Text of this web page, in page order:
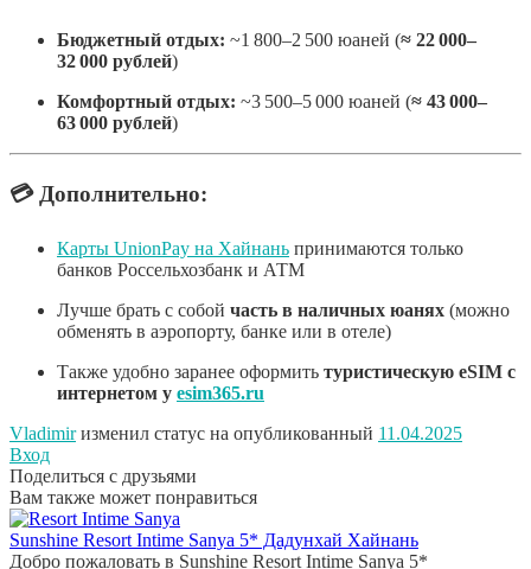
Бюджетный отдых: ~1 800–2 500 юаней (≈ 22 000–
32 000 рублей)
Комфортный отдых: ~3 500–5 000 юаней (≈ 43 000–
63 000 рублей)
💳 Дополнительно:
Карты UnionPay на Хайнань принимаются только
банков Россельхозбанк и АТМ
Лучше брать с собой часть в наличных юанях (можно
обменять в аэропорту, банке или в отеле)
Также удобно заранее оформить туристическую eSIM с
интернетом у esim365.ru
Vladimirизменил статус на опубликованный 11.04.2025
Вход
Поделиться с друзьями
Вам также может понравиться
Sunshine Resort Intime Sanya 5* Дадунхай Хайнань
Добро пожаловать в Sunshine Resort Intime Sanya 5*